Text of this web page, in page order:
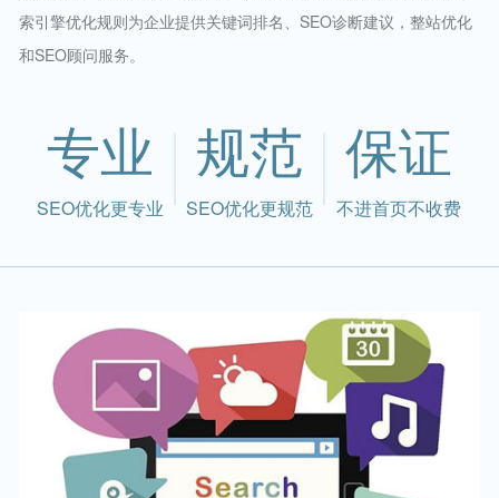
索引擎优化规则为企业提供关键词排名、SEO诊断建议，整站优化
和SEO顾问服务。
专业
SEO优化更专业
规范
SEO优化更规范
保证
不进首页不收费